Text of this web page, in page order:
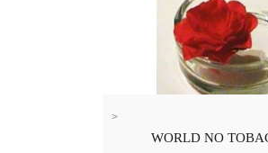
>
WORLD NO